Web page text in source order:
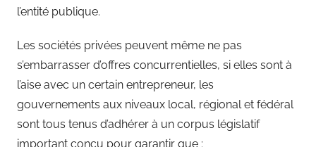
l’entité publique.
Les sociétés privées peuvent même ne pas
s’embarrasser d’offres concurrentielles, si elles sont à
l’aise avec un certain entrepreneur, les
gouvernements aux niveaux local, régional et fédéral
sont tous tenus d’adhérer à un corpus législatif
important conçu pour garantir que :